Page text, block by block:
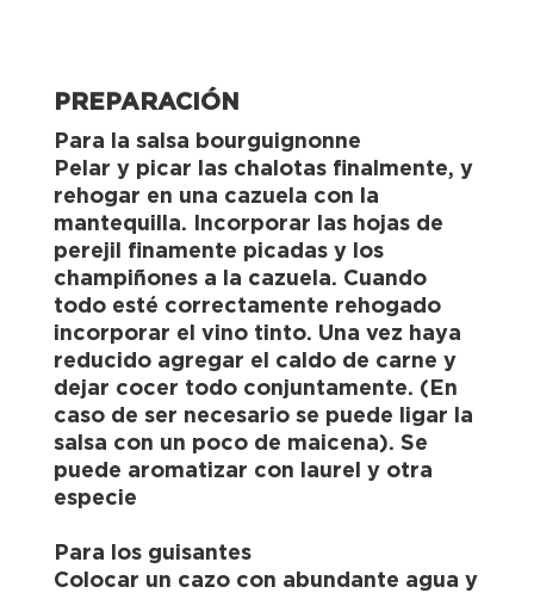
PREPARACIÓN
Para la salsa bourguignonne
Pelar y picar las chalotas finalmente, y
rehogar en una cazuela con la
mantequilla. Incorporar las hojas de
perejil finamente picadas y los
champiñones a la cazuela. Cuando
todo esté correctamente rehogado
incorporar el vino tinto. Una vez haya
reducido agregar el caldo de carne y
dejar cocer todo conjuntamente. (En
caso de ser necesario se puede ligar la
salsa con un poco de maicena). Se
puede aromatizar con laurel y otra
especie
Para los guisantes
Colocar un cazo con abundante agua y